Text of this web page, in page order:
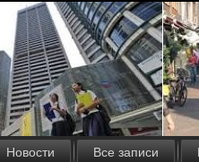
Новости Все записи